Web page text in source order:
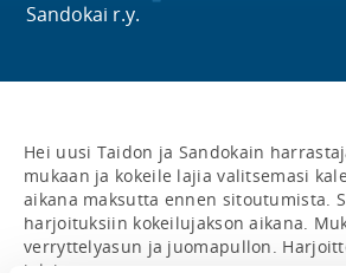
Sandokai r.y.
Hei uusi Taidon ja Sandokain
mukaan ja kokeile lajia valitsemasi
aikana maksutta ennen sitoutumista.
harjoituksiin kokeilujakson aikana.
verryttelyasun ja juomapullon.